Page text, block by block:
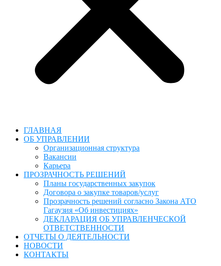
ГЛАВНАЯ
ОБ УПРАВЛЕНИИ
Организационная структура
Вакансии
Карьера
ПРОЗРАЧНОСТЬ РЕШЕНИЙ
Планы государственных закупок
Договора о закупке товаров/услуг
Прозрачность решений согласно Закона АТО
Гагаузия «Об инвестициях»
ДЕКЛАРАЦИЯ ОБ УПРАВЛЕНЧЕСКОЙ
ОТВЕТСТВЕННОСТИ
ОТЧЕТЫ О ДЕЯТЕЛЬНОСТИ
НОВОСТИ
КОНТАКТЫ